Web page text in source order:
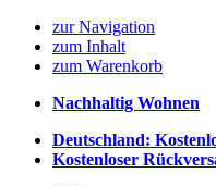
zur Navigation
zum Inhalt
zum Warenkorb
Nachhaltig Wohnen
Deutschland:
Kostenloser